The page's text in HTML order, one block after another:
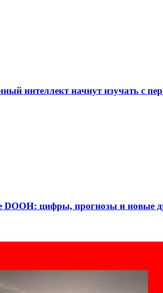
интеллект начнут изучать с
DOOH: цифры, прогнозы и новые